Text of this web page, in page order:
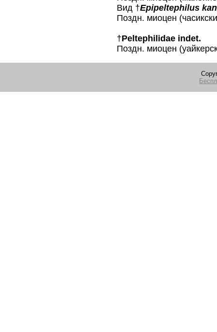
Вид †Epipeltephilus
Поздн. миоцен
†Peltephilidae indet.
Поздн. миоцен